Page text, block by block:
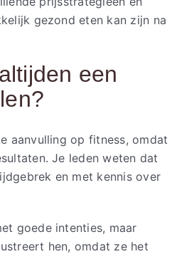
gezond eten kan zijn na
een
aanvulling op fitness, omdat
Je leden weten dat
en met kennis over
goede intenties, maar
hen, omdat ze het